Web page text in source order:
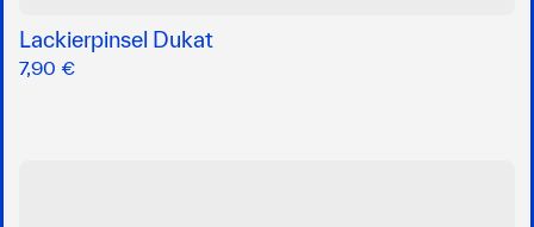
Lackierpinsel Dukat
7,90 €